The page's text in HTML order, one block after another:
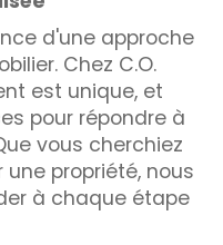
d'une approche
Chez C.O.
est unique, et
pour répondre à
vous cherchiez
propriété, nous
à chaque étape